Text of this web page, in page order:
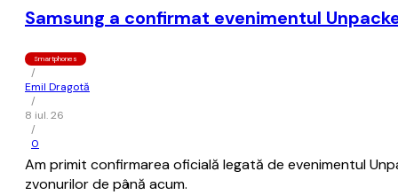
Samsung a confirmat evenimentul
Smartphones
/
Emil Dragotă
/
8 iul. 26
/
0
Am primit confirmarea oficială legată de evenimentul
zvonurilor de până acum.